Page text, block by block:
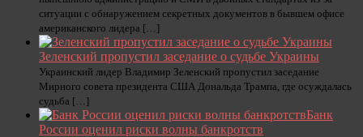
ситуации с обнаружением секретных документов в бывшем офисе
американского лидера […]
Зеленский пропустил заседание о судьбе Украины
Украинский лидер Владимир Зеленский пропустил заседание
Мирного совета президента США Дональда Трампа, где осуждалась
судьба […]
Банк
России оценил риски волны банкротств